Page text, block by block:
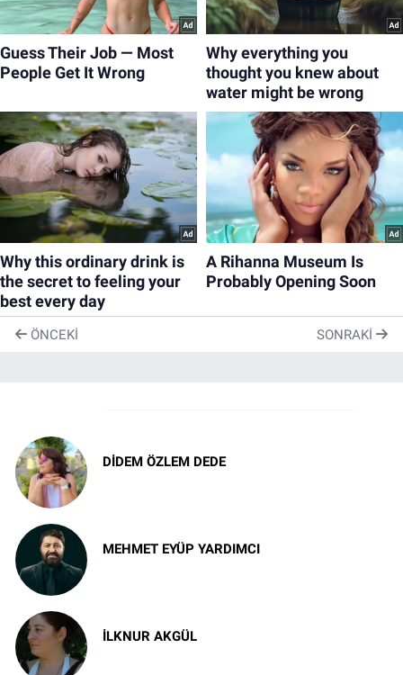
ÖNCEKI SONRAKI
DIDEM ÖZLEM DEDE
MEHMET EYÜP YARDIMCI
İLKNUR AKGÜL